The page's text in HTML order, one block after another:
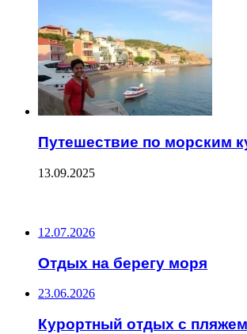
Путешествие по морским
13.09.2025
12.07.2026
Отдых на берегу моря
23.06.2026
Курортный отдых с пляжем